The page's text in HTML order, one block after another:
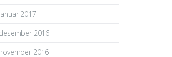
januar 2017
desember 2016
november 2016